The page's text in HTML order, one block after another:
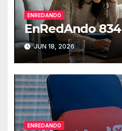
ENREDANDO
EnRedAndo 834
JUN 18, 2026
ENREDANDO